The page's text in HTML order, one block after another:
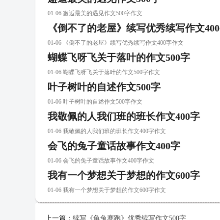
01-06 邂逅最美的遇见作文500字作文
《倒不了的老屋》续写优秀续写作文
01-06 《倒不了的老屋》续写优秀续写作文400字作文
蝴蝶飞呀飞关于落叶的作文500字
01-06 蝴蝶飞呀飞关于落叶的作文500字作文
叶子树叶的自述作文500字
01-06 叶子树叶的自述作文500字作文
我敬佩的人我们班的班长作文400字
01-06 我敬佩的人我们班的班长作文400字作文
会飞的兔子童话故事作文400字
01-06 会飞的兔子童话故事作文400字作文
我有一个梦想关于梦想的作文600字
01-06 我有一个梦想关于梦想的作文600字作文
上一篇： 续写《龟兔赛跑》优秀续写作文500字